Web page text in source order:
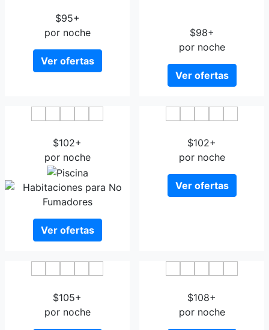
$95+
por noche
Ver ofertas
$98+
por noche
Ver ofertas
$102+
por noche
Ver ofertas
$102+
por noche
Ver ofertas
$105+
por noche
$108+
por noche